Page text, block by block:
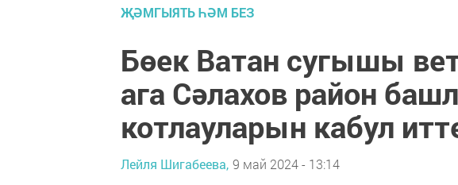
ҖӘМГЫЯТЬ ҺӘМ БЕЗ
Бөек Ватан сугышы
ага Сәлахов район
котлауларын кабул
Лейля Шигабеева, 9 май 2024 - 13:14